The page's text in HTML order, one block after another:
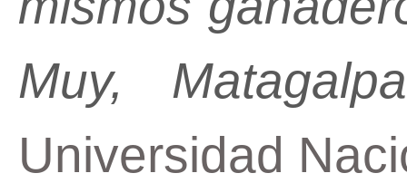
Muy,
Universidad